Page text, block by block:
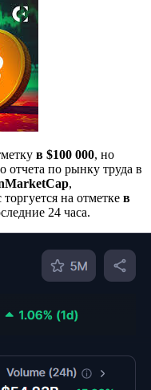
в $100 000, но
отчета по рынку труда в
,
на отметке в
24 часа.